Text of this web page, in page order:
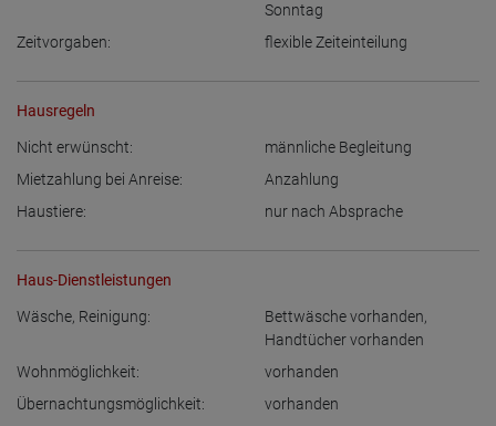
Sonntag
Zeitvorgaben:
flexible Zeiteinteilung
Hausregeln
Nicht erwünscht:
männliche Begleitung
Mietzahlung bei Anreise:
Anzahlung
Haustiere:
nur nach Absprache
Haus-Dienstleistungen
Wäsche, Reinigung: Bettwäsche vorhanden,
Handtücher vorhanden
Wohnmöglichkeit:
vorhanden
Übernachtungsmöglichkeit:
vorhanden